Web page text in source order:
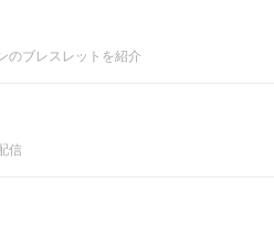
のブレスレットを紹介
信